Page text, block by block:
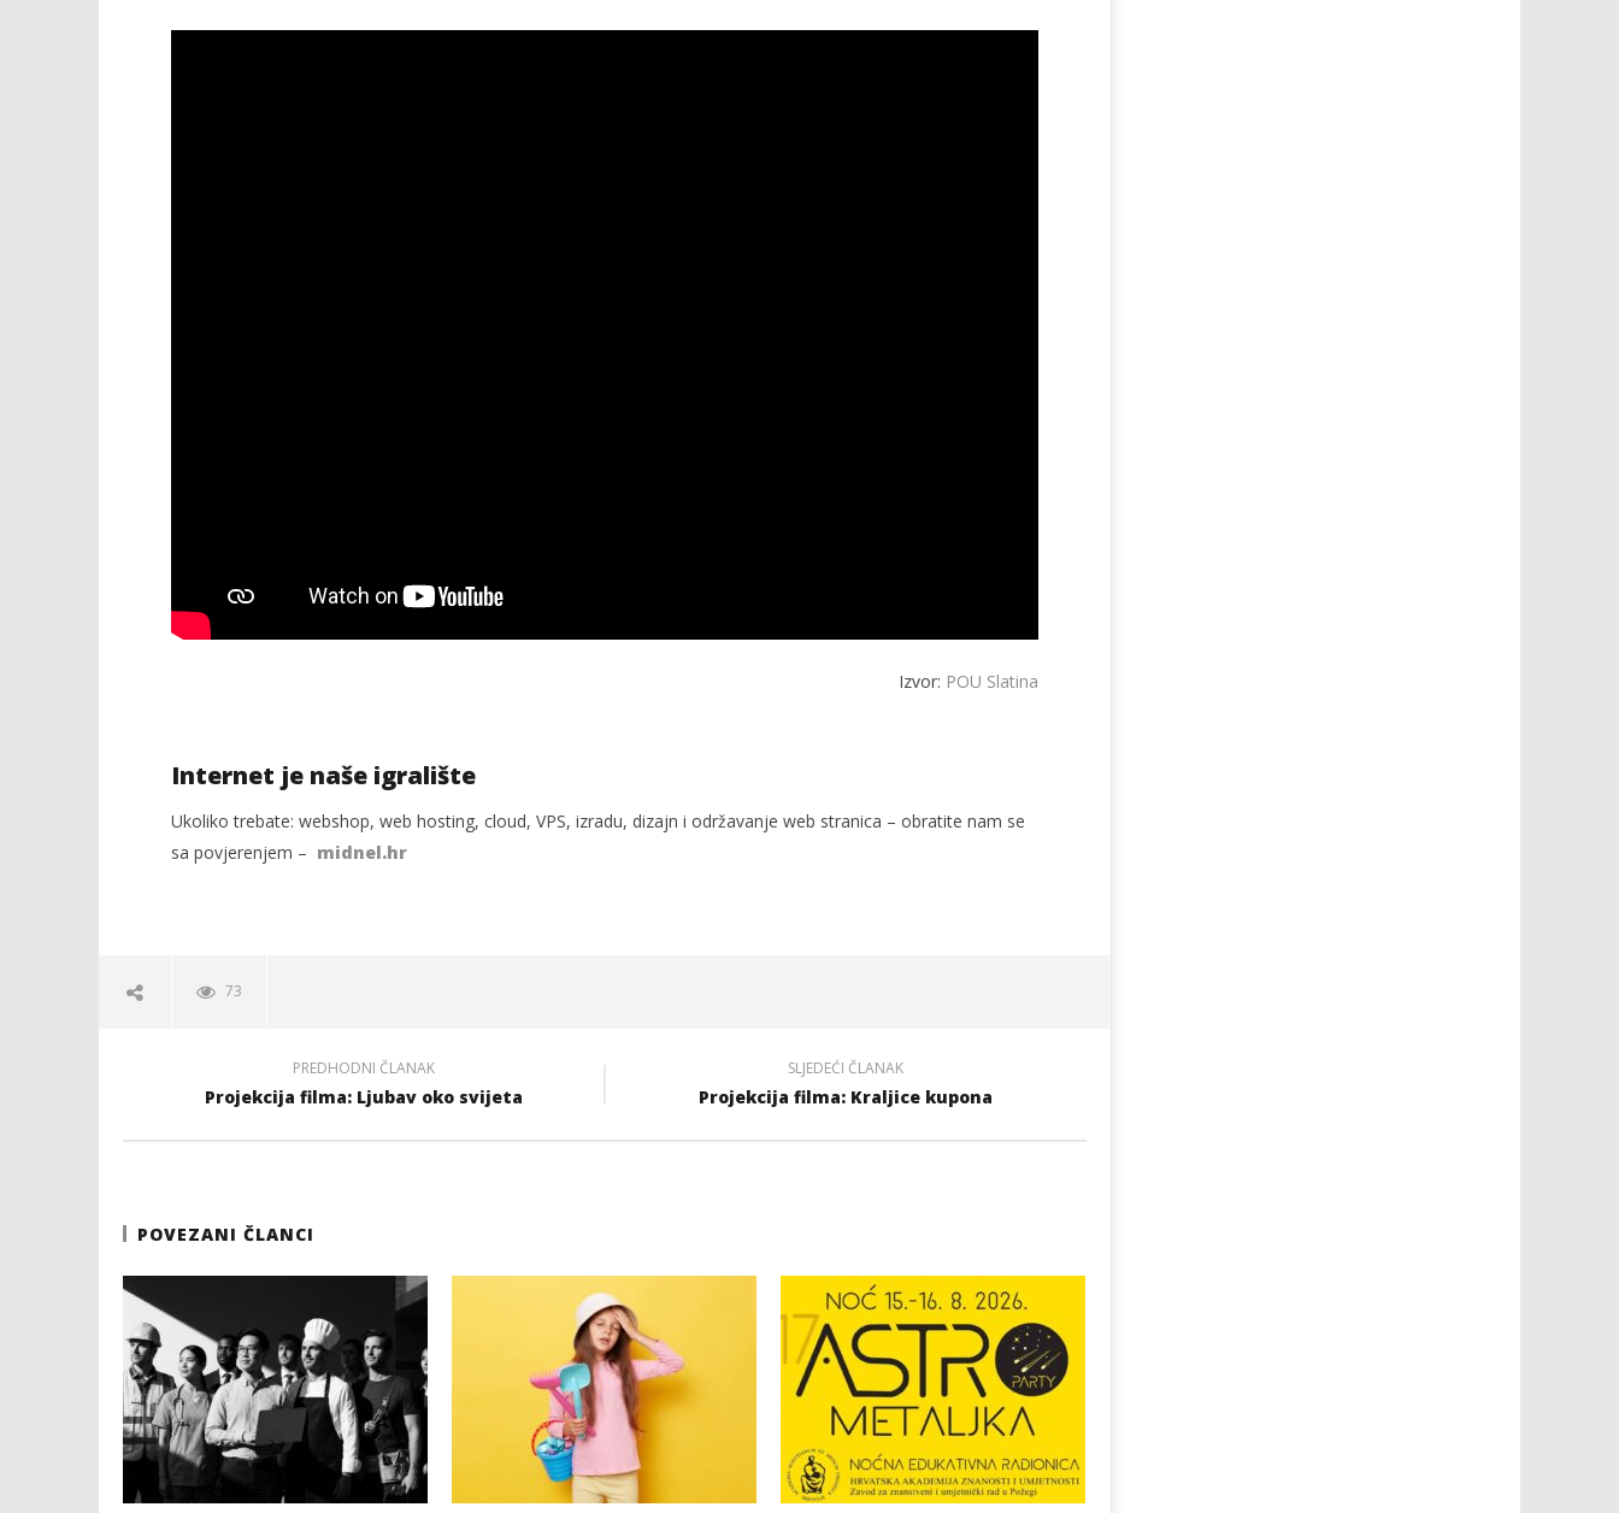
Izvor: POU Slatina
Internet je naše igralište
Ukoliko trebate: webshop, web hosting, cloud, VPS, izradu, dizajn i održavanje web stranica – obratite nam se
sa povjerenjem – midnel.hr
73
PREDHODNI ČLANAK
Projekcija filma: Ljubav oko svijeta
SLJEDEĆI ČLANAK
Projekcija filma: Kraljice kupona
POVEZANI ČLANCI